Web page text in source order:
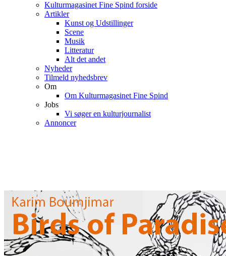
Kulturmagasinet Fine Spind forside
Artikler
Kunst og Udstillinger
Scene
Musik
Litteratur
Alt det andet
Nyheder
Tilmeld nyhedsbrev
Om
Om Kulturmagasinet Fine Spind
Jobs
Vi søger en kulturjournalist
Annoncer